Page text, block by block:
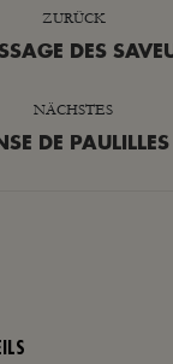
ZURÜCK
Vorheriger
DES
NÄCHSTES
Nächster
DE PAULILLES